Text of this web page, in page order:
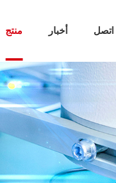
منتج أخبار اتصل